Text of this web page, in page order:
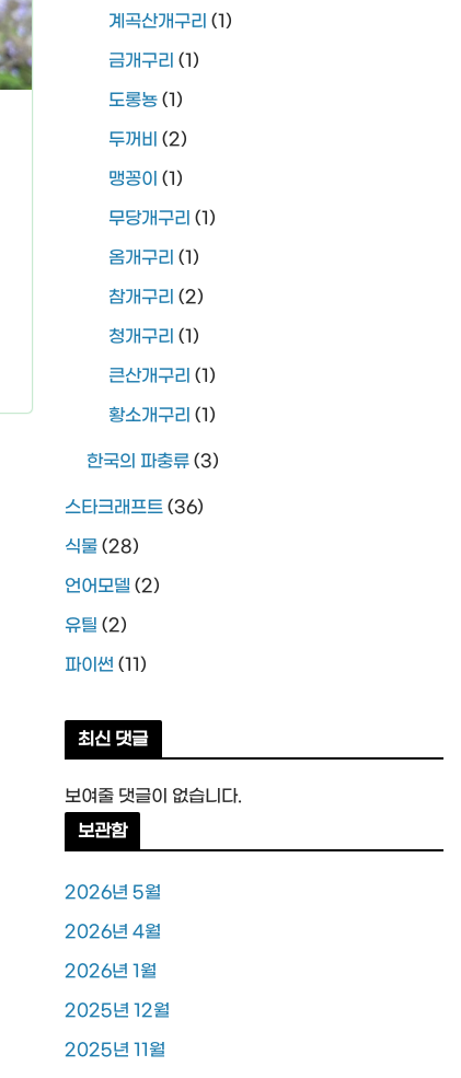
계곡산개구리 (1)
금개구리 (1)
도롱뇽(1)
두꺼비 (2)
맹꽁이 (1)
무당개구리 (1)
옴개구리 (1)
참개구리 (2)
청개구리 (1)
큰산개구리 (1)
황소개구리 (1)
한국의 파충류(3)
스타크래프트(36)
식물(28)
언어모델(2)
유틸 (2)
파이썬(11)
최신 댓글
보여줄 댓글이 없습니다.
보관함
2026년 5월
2026년 4월
2026년 1월
2025년 12월
2025년 11월